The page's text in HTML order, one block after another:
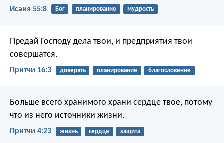
Исаия 55:8 Бог планирование мудрость
Предай Господу дела твои, и предприятия твои
совершатся.
Притчи 16:3 доверять планирование благословение
Больше всего хранимого храни сердце твое, потому
что из него источники жизни.
Притчи 4:23 жизнь сердце защита